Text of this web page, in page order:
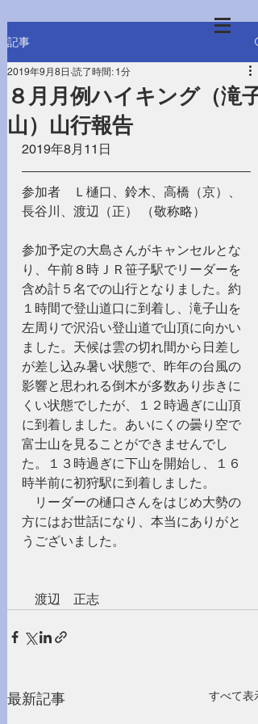
記事
８月月例ハイキング（滝子
山）山行報告
2019年9月8日 読了時間: 1分
2019年8月11日
参加者　Ｌ樋口、鈴木、高橋（京）、
長谷川、渡辺（正） （敬称略）
参加予定の大島さんがキャンセルとな
り、午前８時ＪＲ笹子駅でリーダーを
含め計５名での山行となりました。約
１時間で登山道口に到着し、滝子山を
左周りで沢沿い登山道で山頂に向かい
ました。天候は雲の切れ間から日差し
が差し込み暑い状態で、昨年の台風の
影響と思われる倒木が多数あり歩きに
くい状態でしたが、１２時過ぎに山頂
に到着しました。あいにくの曇り空で
富士山を見ることができませんでし
た。１３時過ぎに下山を開始し、１６
時半前に初狩駅に到着しました。
リーダーの樋口さんをはじめ大勢の
方にはお世話になり、本当にありがと
うございました。
渡辺　正志
最新記事 すべて表示